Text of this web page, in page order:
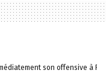
son offensive à